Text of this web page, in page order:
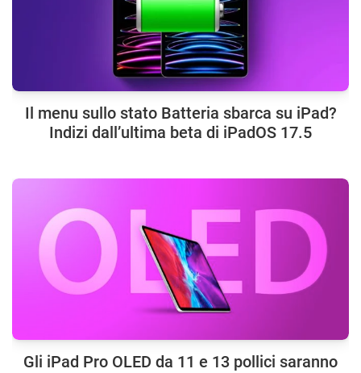
Il menu sullo stato Batteria sbarca su iPad?
Indizi dall’ultima beta di iPadOS 17.5
Gli iPad Pro OLED da 11 e 13 pollici saranno